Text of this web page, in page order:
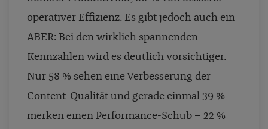
operativer Effizienz. Es gibt jedoch auch ein
ABER: Bei den wirklich spannenden
Kennzahlen wird es deutlich vorsichtiger.
Nur 58 % sehen eine Verbesserung der
Content-Qualität und gerade einmal 39 %
merken einen Performance-Schub – 22 %